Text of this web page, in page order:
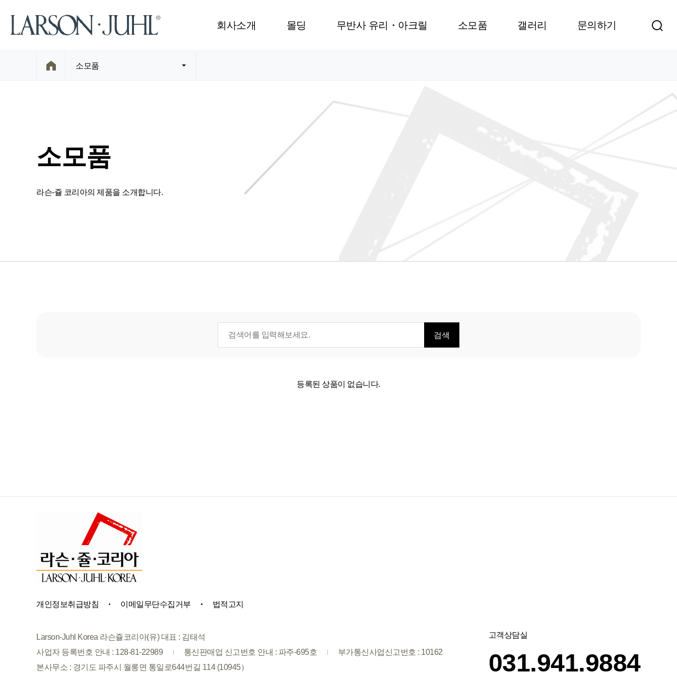
회사소개 몰딩 무반사 유리・아크릴 소모품 갤러리 문의하기
소모품
소모품
라슨-쥴 코리아의 제품을 소개합니다.
검색
등록된 상품이 없습니다.
개인정보취급방침 이메일무단수집거부 법적고지
고객상담실
031.941.9884
Larson-Juhl Korea 라슨쥴코리아(유) 대표 : 김태석
사업자 등록번호 안내 : 128-81-22989
통신판매업 신고번호 안내 : 파주-695호
부가통신사업신고번호 : 10162
본사무소 : 경기도 파주시 월롱면 통일로644번길 114 (10945）